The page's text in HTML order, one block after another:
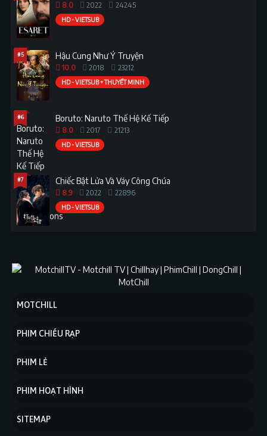
8.0 2022 24245
HD - VIETSUB
#5 Hậu Cung Như Ý Truyện
10.0 2018 23212
HD - VIETSUB + THUYẾT MINH
#6 Boruto: Naruto Thế Hệ Kế Tiếp
8.0 2017 21213
HD - VIETSUB
#7 Chiếc Bật Lửa Và Váy Công Chúa
8.9 2022 22896
HD - VIETSUB
MOTCHILL
PHIM CHIẾU RẠP
PHIM LẺ
PHIM HOẠT HÌNH
SITEMAP